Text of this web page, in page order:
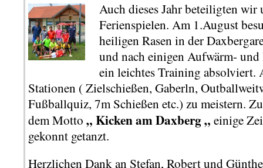
Auch dieses Jahr beteiligten wir
Ferienspielen. Am 1.August
heiligen Rasen in der
und nach einigen Aufwärm-
ein leichtes Training absolviert.
Stationen ( Zielschießen, Gaberln,
Fußballquiz, 7m Schießen etc.) zu meistern.
dem Motto „ Kicken am Daxberg „ einige
gekonnt getanzt.
Herzlichen Dank an Stefan, Robert und